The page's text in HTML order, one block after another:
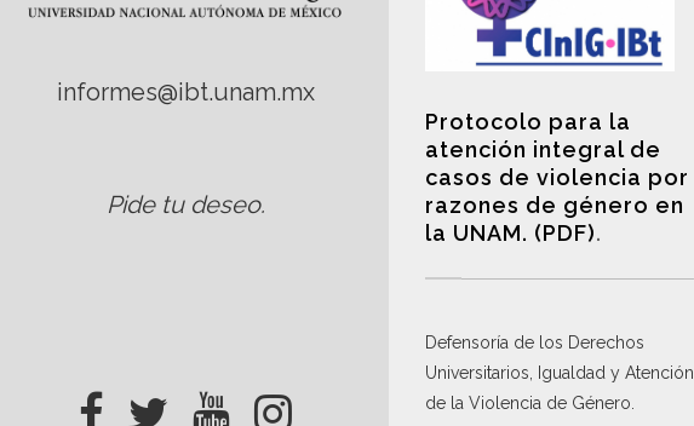
informes@ibt.unam.mx
Pide tu deseo.
Protocolo para la
atención integral de
casos de violencia por
razones de género en
la UNAM. (PDF).
Defensoría de los Derechos
Universitarios, Igualdad y Atención
de la Violencia de Género